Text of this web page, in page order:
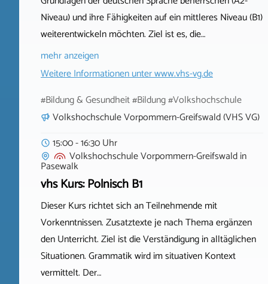
Niveau) und ihre Fähigkeiten auf ein mittleres Niveau (B1)
weiterentwickeln möchten. Ziel ist es, die…
mehr anzeigen
Weitere Informationen unterwww.vhs-vg.de
#Bildung & Gesundheit #Bildung #Volkshochschule
Volkshochschule Vorpommern-Greifswald (VHS VG)
15:00 - 16:30 Uhr
Volkshochschule Vorpommern-Greifswaldin
Pasewalk
vhs Kurs: Polnisch B1
Dieser Kurs richtet sich an Teilnehmende mit
Vorkenntnissen. Zusatztexte je nach Thema ergänzen
den Unterricht. Ziel ist die Verständigung in alltäglichen
Situationen. Grammatik wird im situativen Kontext
vermittelt. Der…